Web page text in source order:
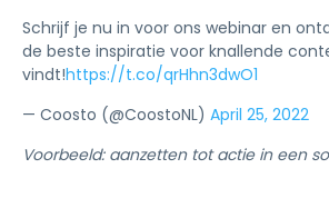
Schrijf je nu in voor ons webinar en
de beste inspiratie voor knallende
vindt!https://t.co/qrHhn3dwO1
— Coosto (@CoostoNL) April 25, 2022
Voorbeeld: aanzetten tot actie in een